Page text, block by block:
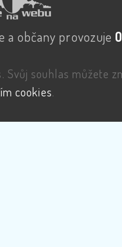
a občany provozuje
Svůj souhlas můžete
cookies.